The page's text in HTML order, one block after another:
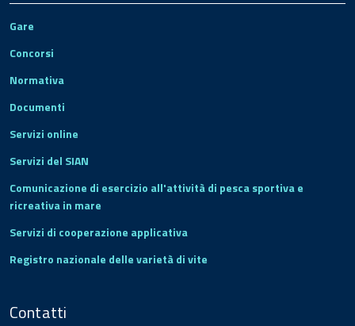
Gare
Concorsi
Normativa
Documenti
Servizi online
Servizi del SIAN
Comunicazione di esercizio all'attività di pesca sportiva e
ricreativa in mare
Servizi di cooperazione applicativa
Registro nazionale delle varietà di vite
Contatti